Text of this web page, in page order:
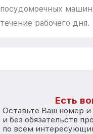
посудомоечных
течение рабочего дня.
Есть
Оставьте Ваш номер и
и без обязательств
по всем